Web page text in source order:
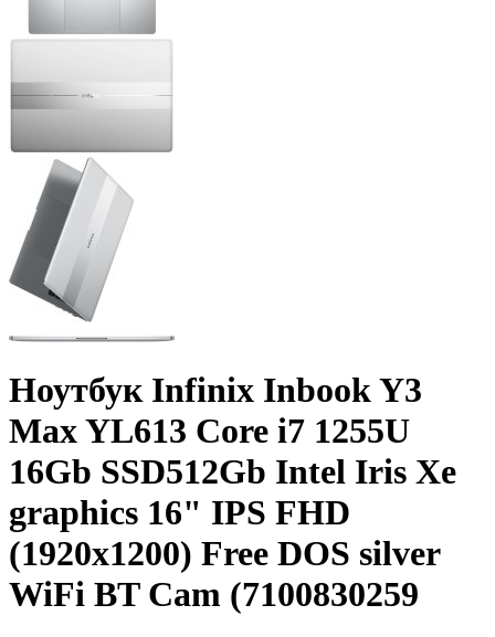
Ноутбук Infinix Inbook Y3
Max YL613 Core i7 1255U
16Gb SSD512Gb Intel Iris Xe
graphics 16" IPS FHD
(1920x1200) Free DOS silver
WiFi BT Cam (7100830259